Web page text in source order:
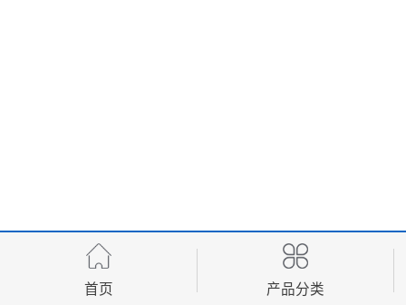
首页 产品分类